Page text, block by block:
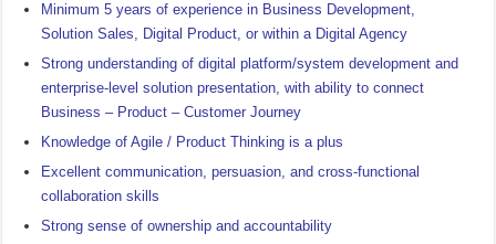
Minimum 5 years of experience in Business Development,
Solution Sales, Digital Product, or within a Digital Agency
Strong understanding of digital platform/system development and
enterprise-level solution presentation, with ability to connect
Business – Product – Customer Journey
Knowledge of Agile / Product Thinking is a plus
Excellent communication, persuasion, and cross-functional
collaboration skills
Strong sense of ownership and accountability